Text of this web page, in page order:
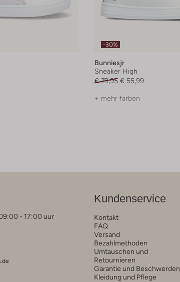
-30%
Bunniesjr
Sneaker High
€ 79,95 € 55,99
+ mehr farben
- 17:00 uur
Kundenservice
Kontakt
FAQ
Versand
Bezahlmethoden
Umtauschen und
Retournieren
Garantie und Beschwerden
Kleidung und Pflege